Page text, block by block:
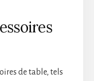
de table, tels